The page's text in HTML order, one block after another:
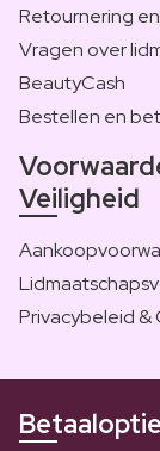
Retournering
Vragen over
BeautyCash
Bestellen en
Veiligheid
Privacybeleid &